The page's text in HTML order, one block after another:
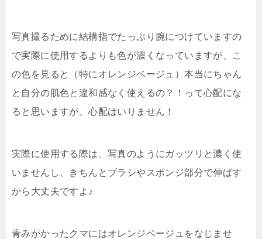
写真撮るために結構指でたっぷり腕につけていますの
で実際に使用するよりも色が濃くなっていますが、こ
の色を見ると（特にオレンジベージュ）本当にちゃん
と自分の肌色と違和感なく使えるの？！って心配にな
ると思いますが、心配はいりません！
実際に使用する際は、写真のようにガッツリと濃く使
いませんし、 きちんとブラシやスポンジ部分で伸ばす
から大丈夫ですよ♪
青みがかったクマにはオレンジベージュをなじませ